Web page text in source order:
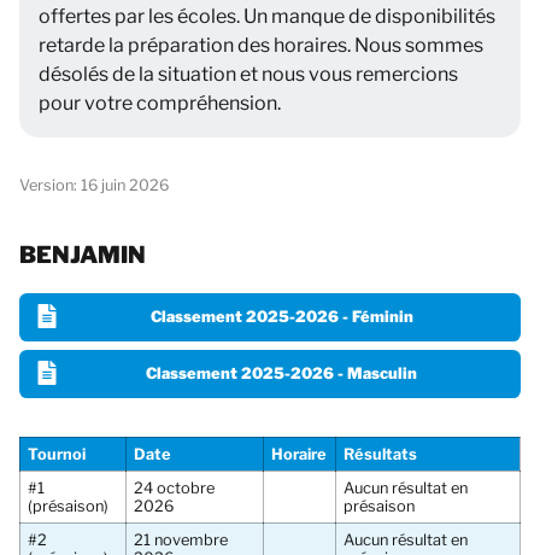
offertes par les écoles. Un manque de disponibilités
retarde la préparation des horaires. Nous sommes
désolés de la situation et nous vous remercions
pour votre compréhension.
Version: 16 juin 2026
BENJAMIN
Classement 2025-2026 - Féminin
Classement 2025-2026 - Masculin
Tournoi Date Horaire
Résultats
#1
(présaison)
24 octobre
2026
Aucun résultat en
présaison
#2
21 novembre
Aucun résultat en